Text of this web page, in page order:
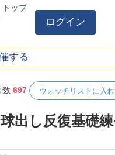
トップ
ログイン
する
数697 ウォッチリストに入
し反復基礎